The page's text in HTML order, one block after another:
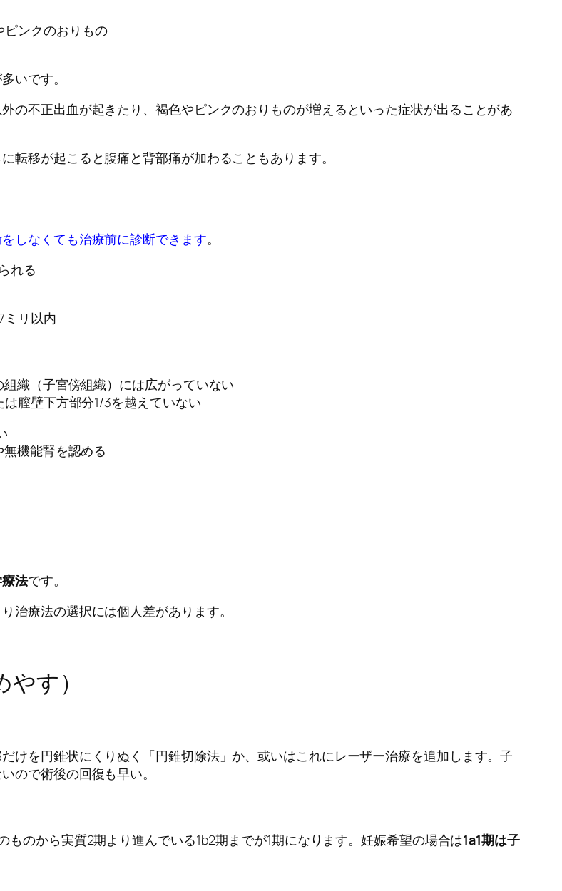
ピンクのおりもの
いです。
の不正出血が起きたり、褐色やピンクのおりものが増えるといった症状が出ることがあ
転移が起こると腹痛と背部痛が加わることもあります。
しなくても治療前に診断できます。
れる
ミリ以内
織（子宮傍組織）には広がっていない
膣壁下方部分1/3を越えていない
機能腎を認める
法です。
治療法の選択には個人差があります。
す）
けを円錐状にくりぬく「円錐切除法」か、或いはこれにレーザー治療を追加します。子
ので術後の回復も早い。
のから実質2期より進んでいる1b2期までが1期になります。妊娠希望の場合は1a1期は子